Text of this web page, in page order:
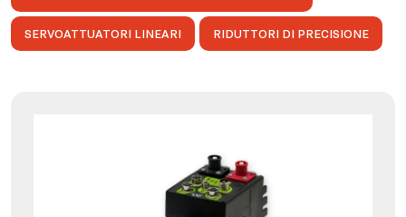
SERVOATTUATORI LINEARI RIDUTTORI DI PRECISIONE